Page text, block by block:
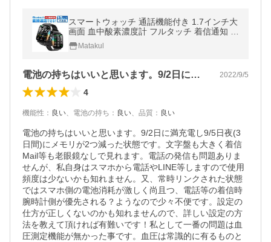
スマートウォッチ 通話機能付き 1.7インチ大
画面 血中酸素濃度計 フルタッチ 着信通知 歩
数計 IP68防水 母の日 プレゼント 夏 おすす
め 2024最新
Matakul
電池の持ちはいいと思います。9/2日に… 2022/9/5
4
機能性 ： 良い、 電池の持ち ： 良い、 品質 ： 良い
電池の持ちはいいと思います。9/2日に満充電し9/5日夜(3
日間)にメモリが2つ減った状態です。文字盤も大きく着信
Mail等も老眼鏡なしで見れます。電話の発信も問題ありま
せんが、私自身はスマホから電話やLINE等しますので使用
頻度は少ないかも知れません。又、常時リンクされた状態
ではスマホ側の電池消耗が激しく尚且つ、電話等の着信時
腕時計側が優先される？ようなので少々不便です。設定の
仕方が正しくないのかも知れませんので、詳しい設定の方
法を教えて頂ければ有難いです！私として一番の問題は血
圧測定機能が無かった事です。血圧は常識的に有るものと